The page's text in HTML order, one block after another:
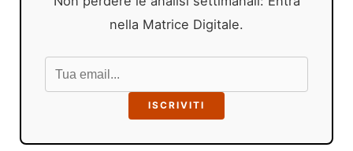
nella Matrice Digitale.
ISCRIVITI